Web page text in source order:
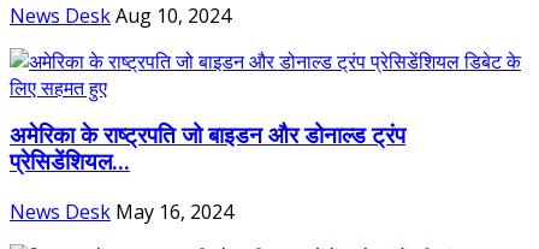
News DeskAug 10, 2024
अमेरिका के राष्ट्रपति जो बाइडन और डोनाल्ड ट्रंप
प्रेसिडेंशियल...
News Desk May 16, 2024